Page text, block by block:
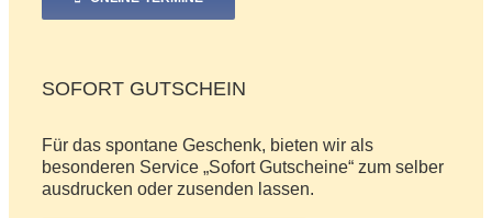
SOFORT GUTSCHEIN
Für das spontane Geschenk, bieten wir als
besonderen Service „Sofort Gutscheine“ zum selber
ausdrucken oder zusenden lassen.